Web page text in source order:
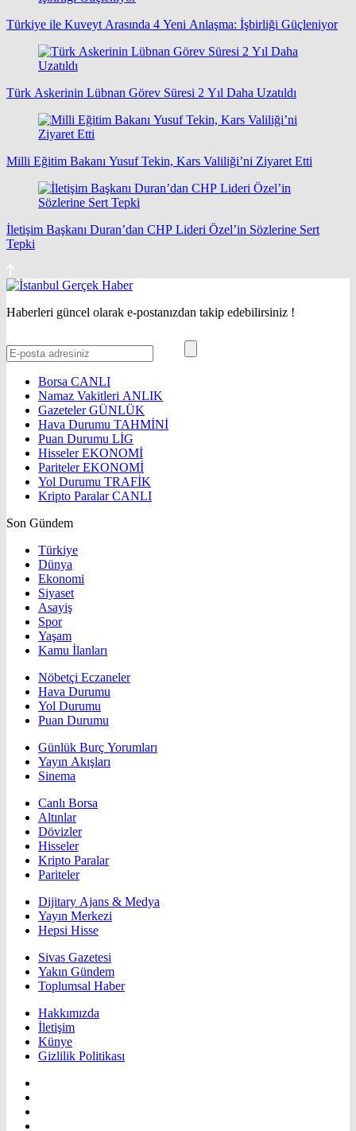
Türkiye ile Kuveyt Arasında 4 Yeni Anlaşma: İşbirliği Güçleniyor
Türk Askerinin Lübnan Görev Süresi 2 Yıl Daha Uzatıldı
Milli Eğitim Bakanı Yusuf Tekin, Kars Valiliği’ni Ziyaret Etti
İletişim Başkanı Duran’dan CHP Lideri Özel’in Sözlerine Sert
Tepki
Haberleri güncel olarak e-postanızdan takip edebilirsiniz !
Borsa CANLI
Namaz Vakitleri ANLIK
GazetelerGÜNLÜK
Hava Durumu TAHMİNİ
Puan Durumu LİG
HisselerEKONOMİ
ParitelerEKONOMİ
Yol Durumu TRAFİK
Kripto ParalarCANLI
Son Gündem
Türkiye
Dünya
Ekonomi
Siyaset
Asayiş
Spor
Yaşam
Kamu İlanları
Nöbetçi Eczaneler
Hava Durumu
Yol Durumu
Puan Durumu
Günlük Burç Yorumları
Yayın Akışları
Sinema
Canlı Borsa
Altınlar
Dövizler
Hisseler
Kripto Paralar
Pariteler
Dijitary Ajans & Medya
Yayın Merkezi
Hepsi Hisse
Sivas Gazetesi
Yakın Gündem
Toplumsal Haber
Hakkımızda
İletişim
Künye
Gizlilik Politikası